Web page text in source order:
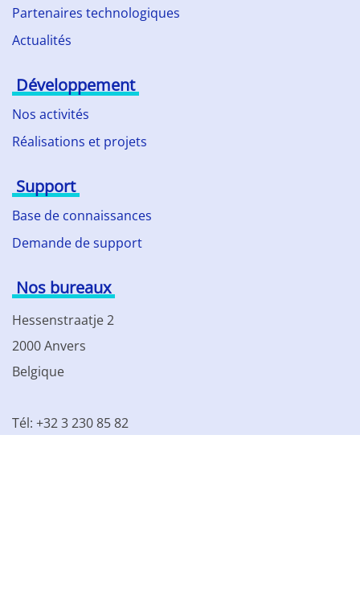
Partenaires technologiques
Actualités
Développement
Nos activités
Réalisations et projets
Support
Base de connaissances
Demande de support
Nos bureaux
Hessenstraatje 2
2000 Anvers
Belgique
Tél: +32 3 230 85 82